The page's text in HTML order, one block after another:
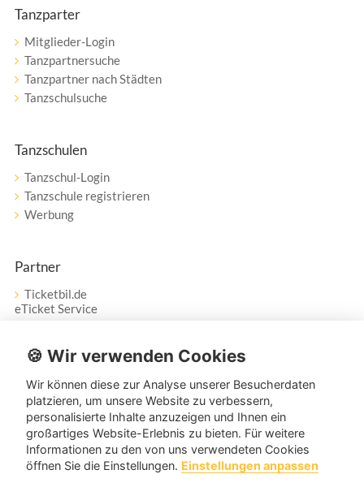
Tanzparter
Mitglieder-Login
Tanzpartnersuche
Tanzpartner nach Städten
Tanzschulsuche
Tanzschulen
Tanzschul-Login
Tanzschule registrieren
Werbung
Partner
Ticketbil.de
eTicket Service
Vertrag widerrufen
Service
Unser Tanzpartner-Service hilft Ihnen bei Fragen und
Anregungen gerne weiter!
🍪 Wir verwenden Cookies
Wir können diese zur Analyse unserer Besucherdaten
platzieren, um unsere Website zu verbessern,
personalisierte Inhalte anzuzeigen und Ihnen ein
großartiges Website-Erlebnis zu bieten. Für weitere
Informationen zu den von uns verwendeten Cookies
öffnen Sie die Einstellungen. Einstellungen anpassen